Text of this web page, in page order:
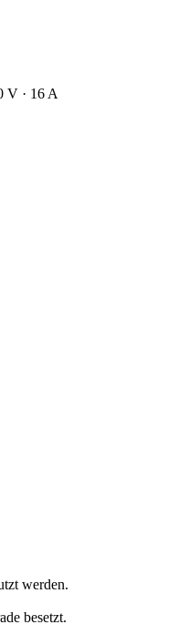
V · 16 A
werden.
besetzt.